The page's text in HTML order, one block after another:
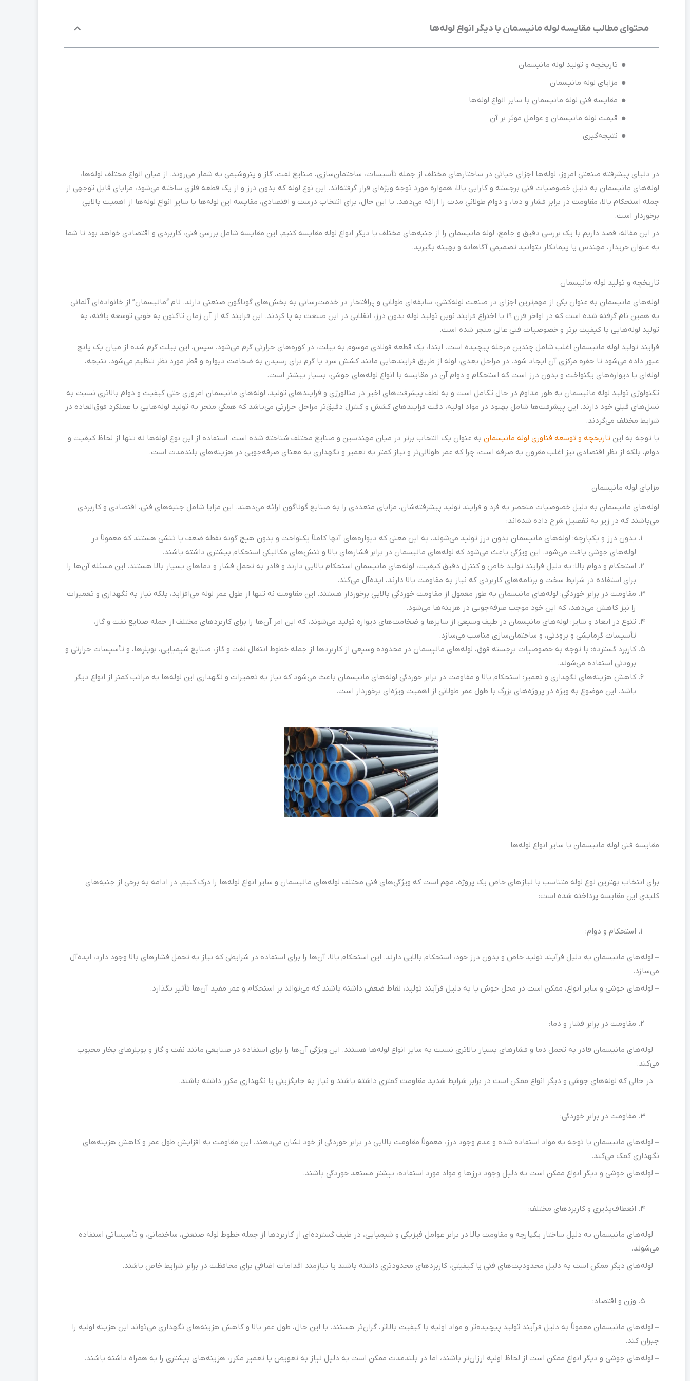
محتوای مطالب مقایسه لوله مانیسمان با دیگر انواع لوله‌ها
تاریخچه و تولید لوله مانیسمان
مزایای لوله مانیسمان
مقایسه فنی لوله مانیسمان با سایر انواع لوله‌ها
قیمت لوله مانیسمان و عوامل موثر بر آن
نتیجه‌گیری
در دنیای پیشرفته صنعتی امروز، لوله‌ها اجزای حیاتی در ساختارهای مختلف از جمله تأسیسات، ساختمان‌سازی، صنایع نفت، گاز و پتروشیمی به شمار می‌روند. از میان انواع مختلف لوله‌ها،
لوله‌های مانیسمان به دلیل خصوصیات فنی برجسته و کارایی بالا، همواره مورد توجه ویژه‌ای قرار گرفته‌اند. این نوع لوله که بدون درز و از یک قطعه فلزی ساخته می‌شود، مزایای قابل توجهی از
جمله استحکام بالا، مقاومت در برابر فشار و دما، و دوام طولانی مدت را ارائه می‌دهد. با این حال، برای انتخاب درست و اقتصادی، مقایسه این لوله‌ها با سایر انواع لوله‌ها از اهمیت بالایی
برخوردار است.
در این مقاله، قصد داریم با یک بررسی دقیق و جامع، لوله مانیسمان را از جنبه‌های مختلف با دیگر انواع لوله مقایسه کنیم. این مقایسه شامل بررسی فنی، کاربردی و اقتصادی خواهد بود تا شما
به عنوان خریدار، مهندس یا پیمانکار بتوانید تصمیمی آگاهانه و بهینه بگیرید.
تاریخچه و تولید لوله مانیسمان
لوله‌های مانیسمان به عنوان یکی از مهم‌ترین اجزای در صنعت لوله‌کشی، سابقه‌ای طولانی و پرافتخار در خدمت‌رسانی به بخش‌های گوناگون صنعتی دارند. نام “مانیسمان” از خانواده‌ای آلمانی
به همین نام گرفته شده است که در اواخر قرن 19 با اختراع فرایند نوین تولید لوله بدون درز، انقلابی در این صنعت به پا کردند. این فرایند که از آن زمان تاکنون به خوبی توسعه یافته، به
تولید لوله‌هایی با کیفیت برتر و خصوصیات فنی عالی منجر شده است.
فرایند تولید لوله مانیسمان اغلب شامل چندین مرحله پیچیده است. ابتدا، یک قطعه فولادی موسوم به بیلت، در کوره‌های حرارتی گرم می‌شود. سپس، این بیلت گرم شده از میان یک پانچ
عبور داده می‌شود تا حفره مرکزی آن ایجاد شود. در مراحل بعدی، لوله از طریق فرایندهایی مانند کشش سرد یا گرم برای رسیدن به ضخامت دیواره و قطر مورد نظر تنظیم می‌شود. نتیجه،
لوله‌ای با دیواره‌های یکنواخت و بدون درز است که استحکام و دوام آن در مقایسه با انواع لوله‌های جوشی، بسیار بیشتر است.
تکنولوژی تولید لوله مانیسمان به طور مداوم در حال تکامل است و به لطف پیشرفت‌های اخیر در متالورژی و فرایندهای تولید، لوله‌های مانیسمان امروزی حتی کیفیت و دوام بالاتری نسبت به
نسل‌های قبلی خود دارند. این پیشرفت‌ها شامل بهبود در مواد اولیه، دقت فرایندهای کشش و کنترل دقیق‌تر مراحل حرارتی می‌باشد که همگی منجر به تولید لوله‌هایی با عملکرد فوق‌العاده در
شرایط مختلف می‌گردند.
با توجه به این تاریخچه و توسعه فناوری لوله مانیسمان به عنوان یک انتخاب برتر در میان مهندسین و صنایع مختلف شناخته شده است. استفاده از این نوع لوله‌ها نه تنها از لحاظ کیفیت و
دوام، بلکه از نظر اقتصادی نیز اغلب مقرون به صرفه است، چرا که عمر طولانی‌تر و نیاز کمتر به تعمیر و نگهداری به معنای صرفه‌جویی در هزینه‌های بلندمدت است.
مزایای لوله مانیسمان
لوله‌های مانیسمان به دلیل خصوصیات منحصر به فرد و فرایند تولید پیشرفته‌شان، مزایای متعددی را به صنایع گوناگون ارائه می‌دهند. این مزایا شامل جنبه‌های فنی، اقتصادی و کاربردی
می‌باشند که در زیر به تفصیل شرح داده شده‌اند:
بدون درز و یکپارچه: لوله‌های مانیسمان بدون درز تولید می‌شوند، به این معنی که دیواره‌های آنها کاملاً یکنواخت و بدون هیچ گونه نقطه ضعف یا تنشی هستند که معمولاً در
لوله‌های جوشی یافت می‌شود. این ویژگی باعث می‌شود که لوله‌های مانیسمان در برابر فشارهای بالا و تنش‌های مکانیکی استحکام بیشتری داشته باشند.
استحکام و دوام بالا: به دلیل فرایند تولید خاص و کنترل دقیق کیفیت، لوله‌های مانیسمان استحکام بالایی دارند و قادر به تحمل فشار و دماهای بسیار بالا هستند. این مسئله آن‌ها را
برای استفاده در شرایط سخت و برنامه‌های کاربردی که نیاز به مقاومت بالا دارند، ایده‌آل می‌کند.
مقاومت در برابر خوردگی: لوله‌های مانیسمان به طور معمول از مقاومت خوردگی بالایی برخوردار هستند. این مقاومت نه تنها از طول عمر لوله می‌افزاید، بلکه نیاز به نگهداری و تعمیرات
را نیز کاهش می‌دهد، که این خود موجب صرفه‌جویی در هزینه‌ها می‌شود.
تنوع در ابعاد و سایز: لوله‌های مانیسمان در طیف وسیعی از سایزها و ضخامت‌های دیواره تولید می‌شوند، که این امر آن‌ها را برای کاربردهای مختلف از جمله صنایع نفت و گاز،
تأسیسات گرمایشی و برودتی، و ساختمان‌سازی مناسب می‌سازد.
کاربرد گسترده: با توجه به خصوصیات برجسته فوق، لوله‌های مانیسمان در محدوده وسیعی از کاربردها از جمله خطوط انتقال نفت و گاز، صنایع شیمیایی، بویلرها، و تأسیسات حرارتی و
برودتی استفاده می‌شوند.
کاهش هزینه‌های نگهداری و تعمیر: استحکام بالا و مقاومت در برابر خوردگی لوله‌های مانیسمان باعث می‌شود که نیاز به تعمیرات و نگهداری این لوله‌ها به مراتب کمتر از انواع دیگر
باشد. این موضوع به ویژه در پروژه‌های بزرگ با طول عمر طولانی از اهمیت ویژه‌ای برخوردار است.
مقایسه فنی لوله مانیسمان با سایر انواع لوله‌ها
برای انتخاب بهترین نوع لوله متناسب با نیازهای خاص یک پروژه، مهم است که ویژگی‌های فنی مختلف لوله‌های مانیسمان و سایر انواع لوله‌ها را درک کنیم. در ادامه به برخی از جنبه‌های
کلیدی این مقایسه پرداخته شده است:
استحکام و دوام:
– لوله‌های مانیسمان به دلیل فرآیند تولید خاص و بدون درز خود، استحکام بالایی دارند. این استحکام بالا، آن‌ها را برای استفاده در شرایطی که نیاز به تحمل فشارهای بالا وجود دارد، ایده‌آل
می‌سازد.
– لوله‌های جوشی و سایر انواع، ممکن است در محل جوش یا به دلیل فرآیند تولید، نقاط ضعفی داشته باشند که می‌تواند بر استحکام و عمر مفید آن‌ها تأثیر بگذارد.
مقاومت در برابر فشار و دما:
– لوله‌های مانیسمان قادر به تحمل دما و فشارهای بسیار بالاتری نسبت به سایر انواع لوله‌ها هستند. این ویژگی آن‌ها را برای استفاده در صنایعی مانند نفت و گاز و بویلرهای بخار محبوب
می‌کند.
– در حالی که لوله‌های جوشی و دیگر انواع ممکن است در برابر شرایط شدید مقاومت کمتری داشته باشند و نیاز به جایگزینی یا نگهداری مکرر داشته باشند.
مقاومت در برابر خوردگی:
– لوله‌های مانیسمان با توجه به مواد استفاده شده و عدم وجود درز، معمولاً مقاومت بالایی در برابر خوردگی از خود نشان می‌دهند. این مقاومت به افزایش طول عمر و کاهش هزینه‌های
نگهداری کمک می‌کند.
– لوله‌های جوشی و دیگر انواع ممکن است به دلیل وجود درزها و مواد مورد استفاده، بیشتر مستعد خوردگی باشند.
انعطاف‌پذیری و کاربردهای مختلف:
– لوله‌های مانیسمان به دلیل ساختار یکپارچه و مقاومت بالا در برابر عوامل فیزیکی و شیمیایی، در طیف گسترده‌ای از کاربردها از جمله خطوط لوله صنعتی، ساختمانی، و تأسیساتی استفاده
می‌شوند.
– لوله‌های دیگر ممکن است به دلیل محدودیت‌های فنی یا کیفیتی، کاربردهای محدودتری داشته باشند یا نیازمند اقدامات اضافی برای محافظت در برابر شرایط خاص باشند.
وزن و اقتصاد:
– لوله‌های مانیسمان معمولاً به دلیل فرآیند تولید پیچیده‌تر و مواد اولیه با کیفیت بالاتر، گران‌تر هستند. با این حال، طول عمر بالا و کاهش هزینه‌های نگهداری می‌تواند این هزینه اولیه را
جبران کند.
– لوله‌های جوشی و دیگر انواع ممکن است از لحاظ اولیه ارزان‌تر باشند، اما در بلندمدت ممکن است به دلیل نیاز به تعویض یا تعمیر مکرر، هزینه‌های بیشتری را به همراه داشته باشند.